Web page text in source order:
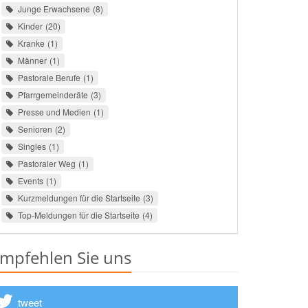
Junge Erwachsene 8
Kinder 20
Kranke 1
Männer 1
Pastorale Berufe 1
Pfarrgemeinderäte 3
Presse und Medien 1
Senioren 2
Singles 1
Pastoraler Weg 1
Events 1
Kurzmeldungen für die Startseite 3
Top-Meldungen für die Startseite 4
Sie uns
tweet